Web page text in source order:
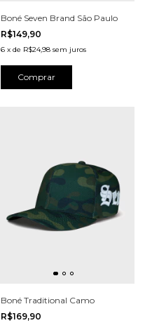
Boné Seven Brand São Paulo
R$149,90
6 x de R$24,98 sem juros
Comprar
Boné Traditional Camo
R$169,90